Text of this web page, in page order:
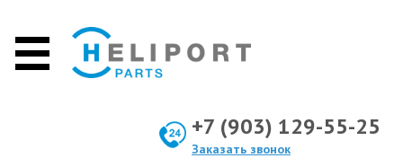
+7 (903) 129-55-25
Заказать звонок